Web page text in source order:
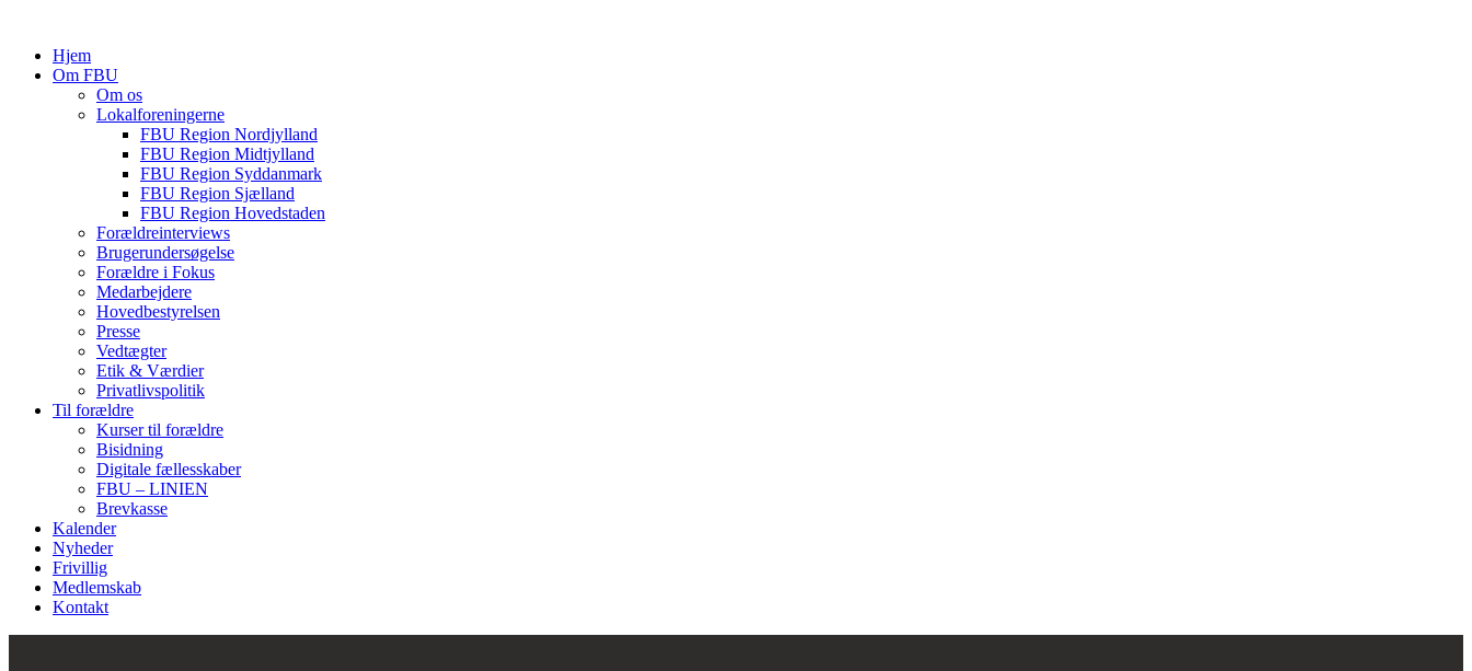
Hjem
Om FBU
Om os
Lokalforeningerne
FBU Region Nordjylland
FBU Region Midtjylland
FBU Region Syddanmark
FBU Region Sjælland
FBU Region Hovedstaden
Forældreinterviews
Brugerundersøgelse
Forældre i Fokus
Medarbejdere
Hovedbestyrelsen
Presse
Vedtægter
Etik & Værdier
Privatlivspolitik
Til forældre
Kurser til forældre
Bisidning
Digitale fællesskaber
FBU – LINIEN
Brevkasse
Kalender
Nyheder
Frivillig
Medlemskab
Kontakt